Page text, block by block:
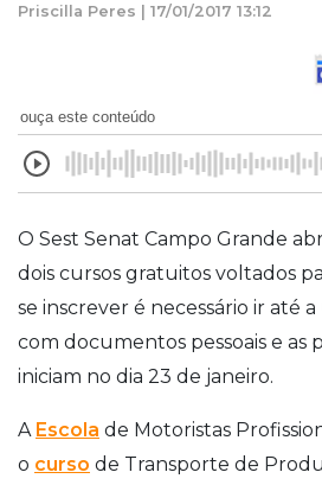
Priscilla Peres | 17/01/2017 13:12
ouça este conteúdo
O Sest Senat Campo Grande
dois cursos gratuitos voltados
se inscrever é necessário ir até
com documentos pessoais e as
iniciam no dia 23 de janeiro.
A Escola de Motoristas
o curso de Transporte de